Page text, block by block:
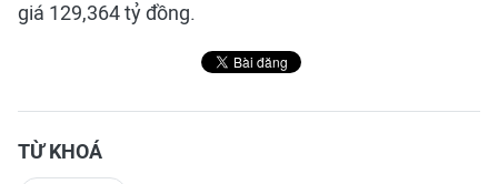
giá 129,364 tỷ đồng.
TỪ KHOÁ